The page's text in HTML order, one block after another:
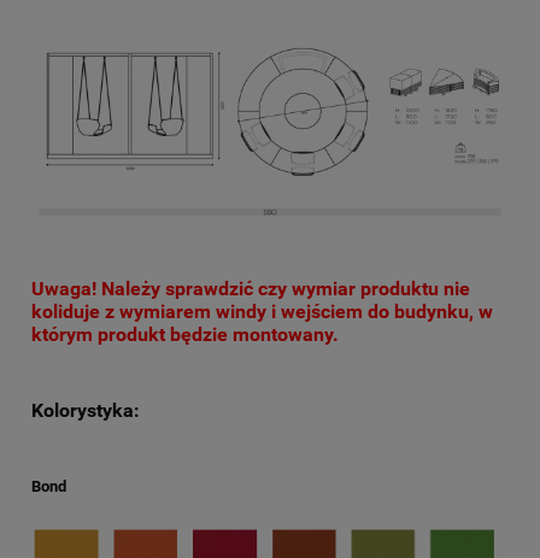
Uwaga! Należy sprawdzić czy wymiar produktu nie
koliduje z wymiarem windy i wejściem do budynku, w
którym produkt będzie montowany.
Kolorystyka:
Bond